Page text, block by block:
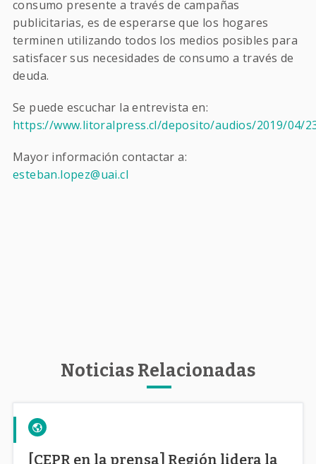
consumo presente a través de campañas
publicitarias, es de esperarse que los hogares
terminen utilizando todos los medios posibles para
satisfacer sus necesidades de consumo a través de
deuda.
Se puede escuchar la entrevista en:
https://www.litoralpress.cl/deposito/audios/2019/04/
Mayor información contactar a:
esteban.lopez@uai.cl
Noticias Relacionadas
[CEPR en la prensa] Región lidera la